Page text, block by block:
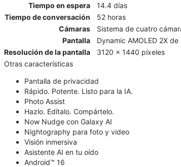
Tiempo en espera
14.4 días
Tiempo de conversación
52 horas
Cámaras
Sistema de cuatro
Pantalla
Dynamic AMOLED 2X
Resolución de la pantalla
3120 x 1440 píxeles
Otras características
​​​​​​​Pantalla de privacidad
Rápido. Potente. Listo para la IA.
Photo Assist
Hazlo. Edítalo. Compártelo.
Now Nudge con Galaxy AI
Nightography para foto y video
Visión inmersiva
Asistente AI en tu oído
Android™ 16